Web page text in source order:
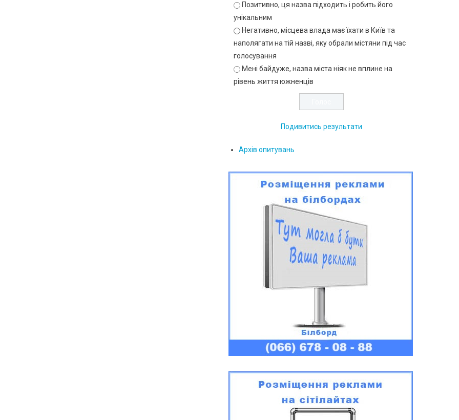
Позитивно, ця назва підходить і робить його
унікальним
Негативно, місцева влада має їхати в Київ та
наполягати на тій назві, яку обрали містяни під час
голосування
Мені байдуже, назва міста ніяк не вплине на
рівень життя южненців
Подивитись результати
Архів опитувань